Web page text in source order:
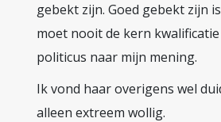
gebekt zijn. Goed gebekt zijn
moet nooit de kern
politicus naar mijn mening.
Ik vond haar overigens wel
alleen extreem wollig.